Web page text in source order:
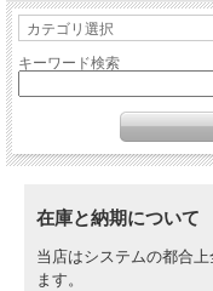
キーワード検索
在庫と納期について
当店はシステムの都合
ます。